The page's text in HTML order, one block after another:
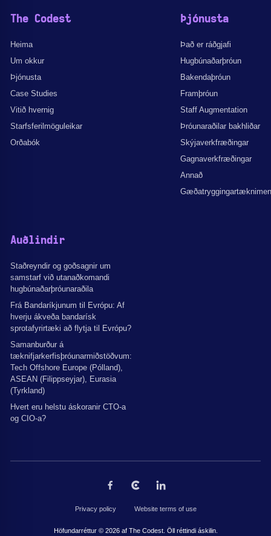
The Codest
Heima
Um okkur
Þjónusta
Case Studies
Vitið hvernig
Starfsferilmöguleikar
Orðabók
Þjónusta
Það er ráðgjafi
Hugbúnaðarþróun
Bakendaþróun
Framþróun
Staff Augmentation
Þróunaraðilar bakhliðar
Skýjaverkfræðingar
Gagnaverkfræðingar
Annað
Auðlindir
Staðreyndir og goðsagnir um
samstarf við utanaðkomandi
hugbúnaðarþróunaraðila
Frá Bandaríkjunum til Evrópu: Af
hverju ákveða bandarísk
sprotafyrirtæki að flytja til Evrópu?
Samanburður á
tæknifjarkerfisþróunarmiðstöðvum:
Tech Offshore Europe (Pólland),
ASEAN (Filippseyjar), Eurasia
(Tyrkland)
Hvert eru helstu áskoranir CTO-a
og CIO-a?
Privacy policy Website terms of use
Höfundarréttur © 2026 af The Codest. Öll réttindi áskilin.